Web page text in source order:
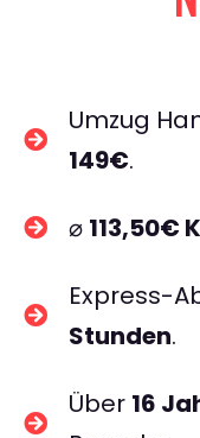
Umzug
149€.
⌀ 113,50€
Express-
Stunden.
Über 16